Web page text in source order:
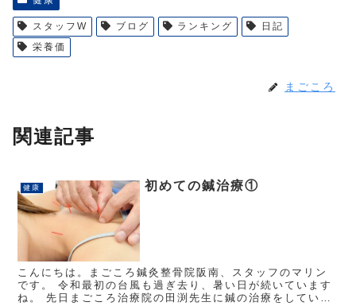
スタッフW ブログ ランキング
日記
栄養価
まごころ
関連記事
健康 初めての鍼治療①
こんにちは。まごころ鍼灸整骨院阪南、スタッフのマリン
です。 令和最初の台風も過ぎ去り、暑い日が続いています
ね。 先日まごころ治療院の田渕先生に鍼の治療をしていた